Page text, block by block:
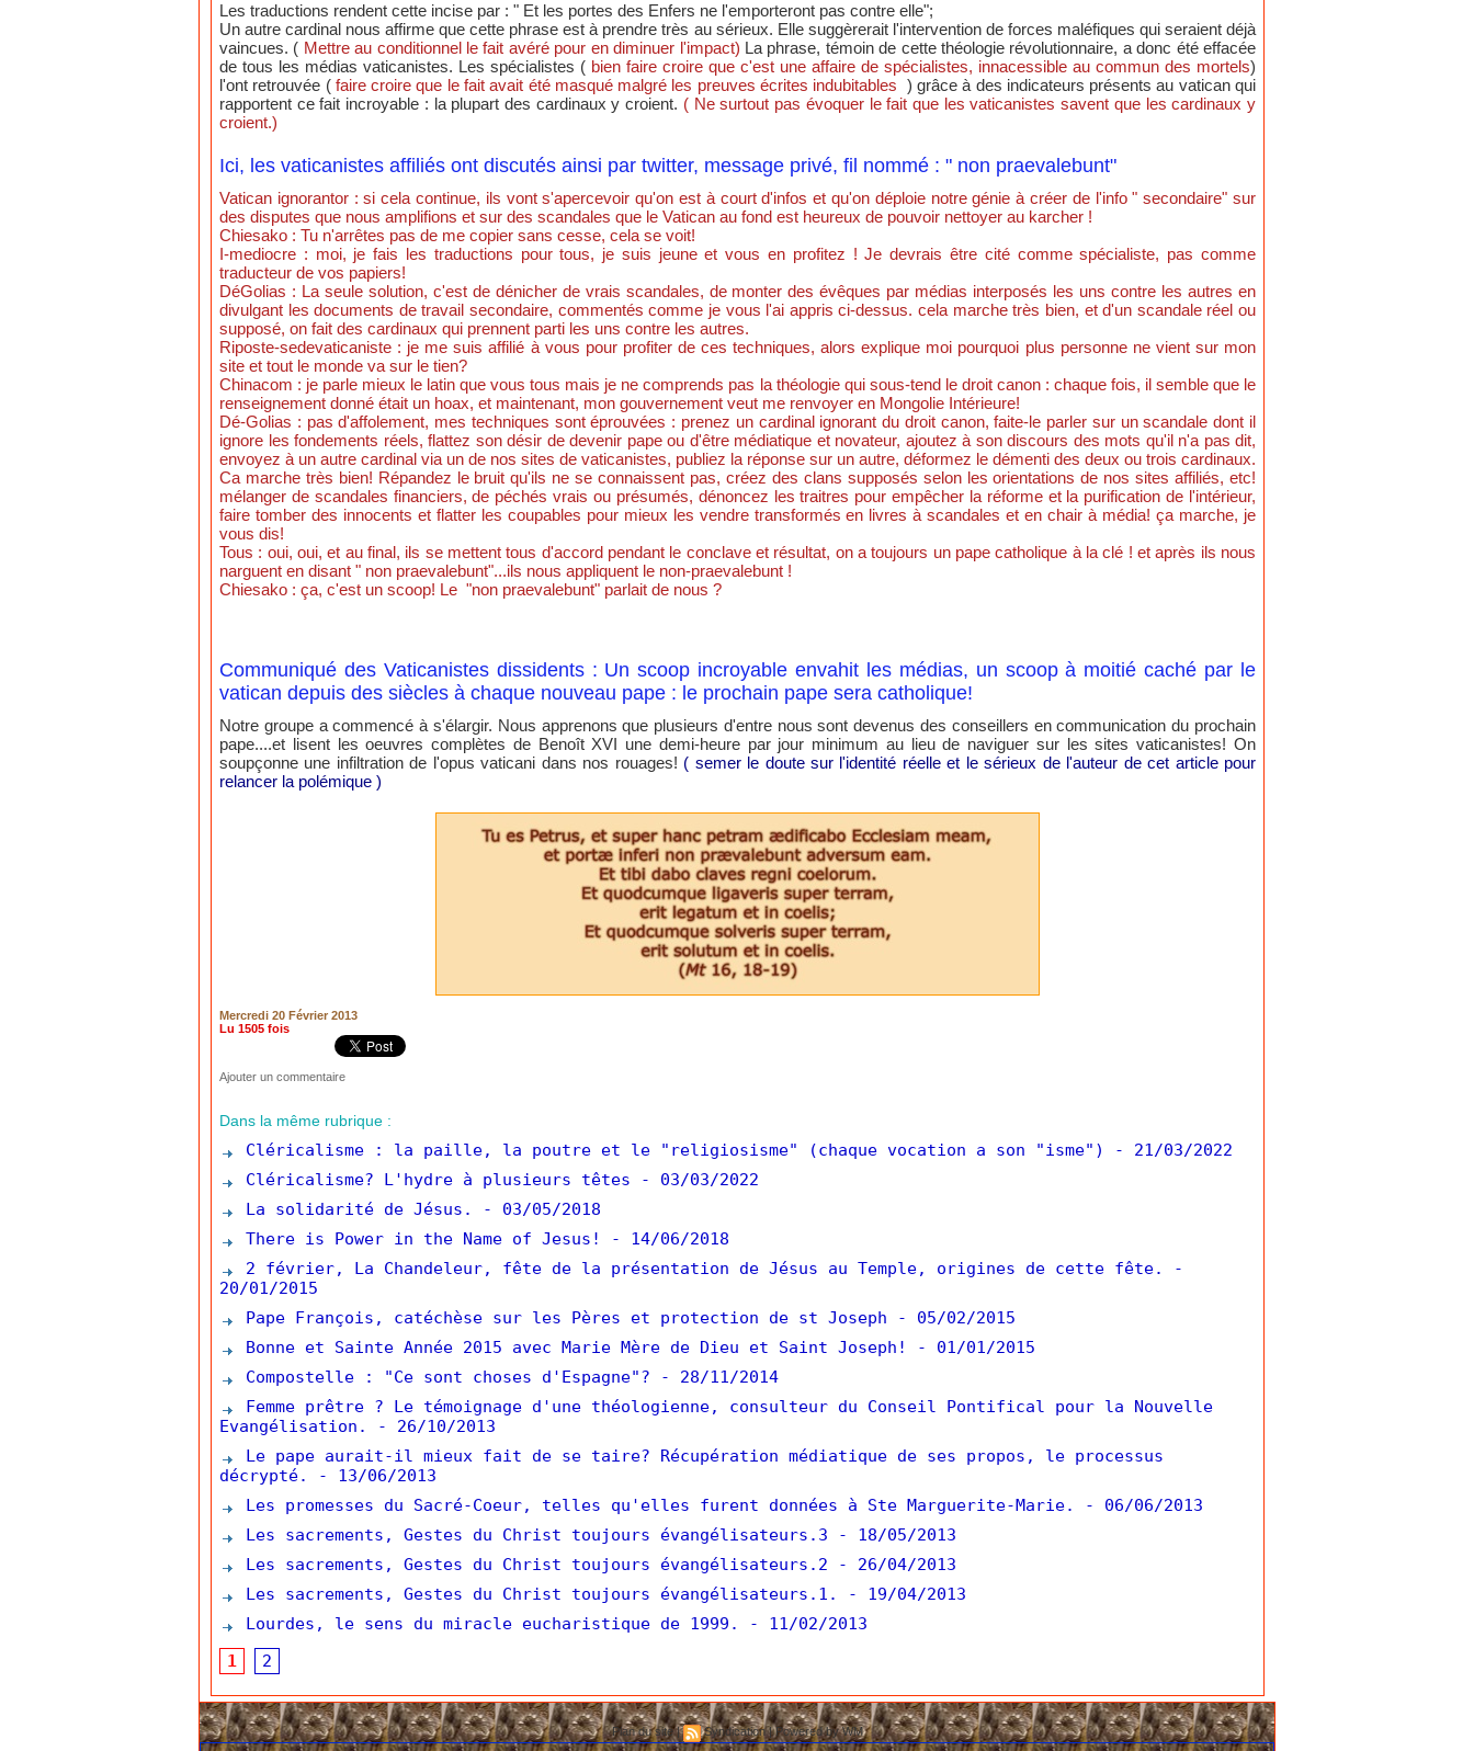
Les traductions rendent cette incise par : " Et les portes des Enfers ne l'emporteront pas contre elle";
Un autre cardinal nous affirme que cette phrase est à prendre très au sérieux. Elle suggèrerait l'intervention de forces maléfiques qui seraient déjà
vaincues. ( Mettre au conditionnel le fait avéré pour en diminuer l'impact) La phrase, témoin de cette théologie révolutionnaire, a donc été effacée
de tous les médias vaticanistes. Les spécialistes ( bien faire croire que c'est une affaire de spécialistes, innacessible au commun des mortels)
l'ont retrouvée (faire croire que le fait avait été masqué malgré les preuves écrites indubitables ) grâce à des indicateurs présents au vatican qui
rapportent ce fait incroyable : la plupart des cardinaux y croient. ( Ne surtout pas évoquer le fait que les vaticanistes savent que les cardinaux y
croient.)
Ici, les vaticanistes affiliés ont discutés ainsi par twitter, message privé, fil nommé : " non praevalebunt"
Vatican ignorantor : si cela continue, ils vont s'apercevoir qu'on est à court d'infos et qu'on déploie notre génie à créer de l'info " secondaire" sur
des disputes que nous amplifions et sur des scandales que le Vatican au fond est heureux de pouvoir nettoyer au karcher !
Chiesako : Tu n'arrêtes pas de me copier sans cesse, cela se voit!
I-mediocre : moi, je fais les traductions pour tous, je suis jeune et vous en profitez ! Je devrais être cité comme spécialiste, pas comme
traducteur de vos papiers!
DéGolias : La seule solution, c'est de dénicher de vrais scandales, de monter des évêques par médias interposés les uns contre les autres en
divulgant les documents de travail secondaire, commentés comme je vous l'ai appris ci-dessus. cela marche très bien, et d'un scandale réel ou
supposé, on fait des cardinaux qui prennent parti les uns contre les autres.
Riposte-sedevaticaniste : je me suis affilié à vous pour profiter de ces techniques, alors explique moi pourquoi plus personne ne vient sur mon
site et tout le monde va sur le tien?
Chinacom : je parle mieux le latin que vous tous mais je ne comprends pas la théologie qui sous-tend le droit canon : chaque fois, il semble que le
renseignement donné était un hoax, et maintenant, mon gouvernement veut me renvoyer en Mongolie Intérieure!
Dé-Golias : pas d'affolement, mes techniques sont éprouvées : prenez un cardinal ignorant du droit canon, faite-le parler sur un scandale dont il
ignore les fondements réels, flattez son désir de devenir pape ou d'être médiatique et novateur, ajoutez à son discours des mots qu'il n'a pas dit,
envoyez à un autre cardinal via un de nos sites de vaticanistes, publiez la réponse sur un autre, déformez le démenti des deux ou trois cardinaux.
Ca marche très bien! Répandez le bruit qu'ils ne se connaissent pas, créez des clans supposés selon les orientations de nos sites affiliés, etc!
mélanger de scandales financiers, de péchés vrais ou présumés, dénoncez les traitres pour empêcher la réforme et la purification de l'intérieur,
faire tomber des innocents et flatter les coupables pour mieux les vendre transformés en livres à scandales et en chair à média! ça marche, je
vous dis!
Tous : oui, oui, et au final, ils se mettent tous d'accord pendant le conclave et résultat, on a toujours un pape catholique à la clé ! et après ils nous
narguent en disant " non praevalebunt"...ils nous appliquent le non-praevalebunt !
Chiesako : ça, c'est un scoop! Le "non praevalebunt" parlait de nous ?
Communiqué des Vaticanistes dissidents : Un scoop incroyable envahit les médias, un scoop à moitié caché par le
vatican depuis des siècles à chaque nouveau pape : le prochain pape sera catholique!
Notre groupe a commencé à s'élargir. Nous apprenons que plusieurs d'entre nous sont devenus des conseillers en communication du prochain
pape....et lisent les oeuvres complètes de Benoît XVI une demi-heure par jour minimum au lieu de naviguer sur les sites vaticanistes! On
soupçonne une infiltration de l'opus vaticani dans nos rouages! ( semer le doute sur l'identité réelle et le sérieux de l'auteur de cet article pour
relancer la polémique )
Mercredi 20 Février 2013
Lu 1505 fois
Ajouter un commentaire
Dans la même rubrique :
Cléricalisme : la paille, la poutre et le "religiosisme" (chaque vocation a son "isme")
- 21/03/2022
Cléricalisme? L'hydre à plusieurs têtes
- 03/03/2022
La solidarité de Jésus.
- 03/05/2018
There is Power in the Name of Jesus!
- 14/06/2018
2 février, La Chandeleur, fête de la présentation de Jésus au Temple, origines de cette fête.
-
20/01/2015
Pape François, catéchèse sur les Pères et protection de st Joseph
- 05/02/2015
Bonne et Sainte Année 2015 avec Marie Mère de Dieu et Saint Joseph!
- 01/01/2015
Compostelle : "Ce sont choses d'Espagne"?
- 28/11/2014
Femme prêtre ? Le témoignage d'une théologienne, consulteur du Conseil Pontifical pour la Nouvelle
Evangélisation.
- 26/10/2013
Le pape aurait-il mieux fait de se taire? Récupération médiatique de ses propos, le processus
décrypté.
- 13/06/2013
Les promesses du Sacré-Coeur, telles qu'elles furent données à Ste Marguerite-Marie.
- 06/06/2013
Les sacrements, Gestes du Christ toujours évangélisateurs.3
- 18/05/2013
Les sacrements, Gestes du Christ toujours évangélisateurs.2
- 26/04/2013
Les sacrements, Gestes du Christ toujours évangélisateurs.1.
- 19/04/2013
Lourdes, le sens du miracle eucharistique de 1999.
- 11/02/2013
1
2
Plan du site | Syndication |Powered by WM